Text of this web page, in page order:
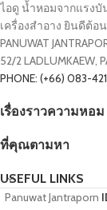
ไอดู น้ำหอมจากแรง
เครื่องสำอาง ยินดีต้
PANUWAT
52/2 LADLUMKAEW,
PHONE: (+66) 083-
เรื่องราวความหอม
ที่คุณตามหา
USEFUL LINKS
Panuwat Jantraporn